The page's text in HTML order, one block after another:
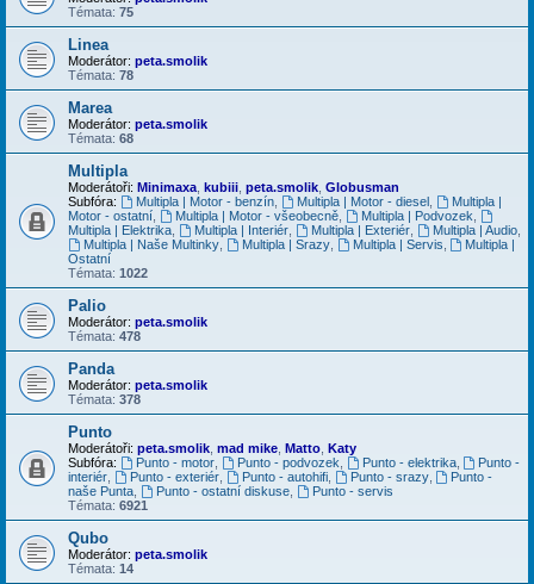
Témata: 75
Linea
Moderátor: peta.smolik
Témata: 78
Marea
Moderátor: peta.smolik
Témata: 68
Multipla
Moderátoři: Minimaxa, kubiii, peta.smolik, Globusman
Subfóra:
Multipla | Motor - benzín, Multipla | Motor - diesel ,
Multipla |
Motor - ostatní, Multipla | Motor - všeobecně, Multipla | Podvozek,
Multipla | Elektrika, Multipla | Interiér, Multipla | Exteriér, Multipla | Audio,
Multipla | Naše Multinky, Multipla | Srazy, Multipla | Servis,
Multipla |
Ostatní
Témata: 1022
Palio
Moderátor: peta.smolik
Témata: 478
Panda
Moderátor: peta.smolik
Témata: 378
Punto
Moderátoři: peta.smolik, mad mike, Matto, Katy
Subfóra:
Punto - motor, Punto - podvozek, Punto - elektrika,
Punto -
interiér, Punto - exteriér, Punto - autohifi, Punto - srazy,
Punto -
naše Punta, Punto - ostatní diskuse,
Punto - servis
Témata: 6921
Qubo
Moderátor: peta.smolik
Témata: 14